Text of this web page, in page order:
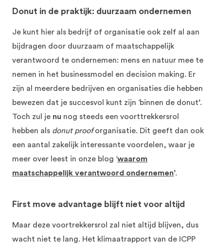
Donut in de praktijk: duurzaam ondernemen
Je kunt hier als bedrijf of organisatie ook zelf al aan
bijdragen door duurzaam of maatschappelijk
verantwoord te ondernemen: mens en natuur mee te
nemen in het businessmodel en decision making. Er
zijn al meerdere bedrijven en organisaties die hebben
bewezen dat je succesvol kunt zijn ‘binnen de donut’.
Toch zul je nu nog steeds een voorttrekkersrol
hebben als donut prooforganisatie. Dit geeft dan ook
een aantal zakelijk interessante voordelen, waar je
meer over leest in onze blog ‘waarom
maatschappelijk verantwoord ondernemen’.
First move advantage blijft niet voor altijd
Maar deze voortrekkersrol zal niet altijd blijven, dus
wacht niet te lang. Het klimaatrapport van de ICPP